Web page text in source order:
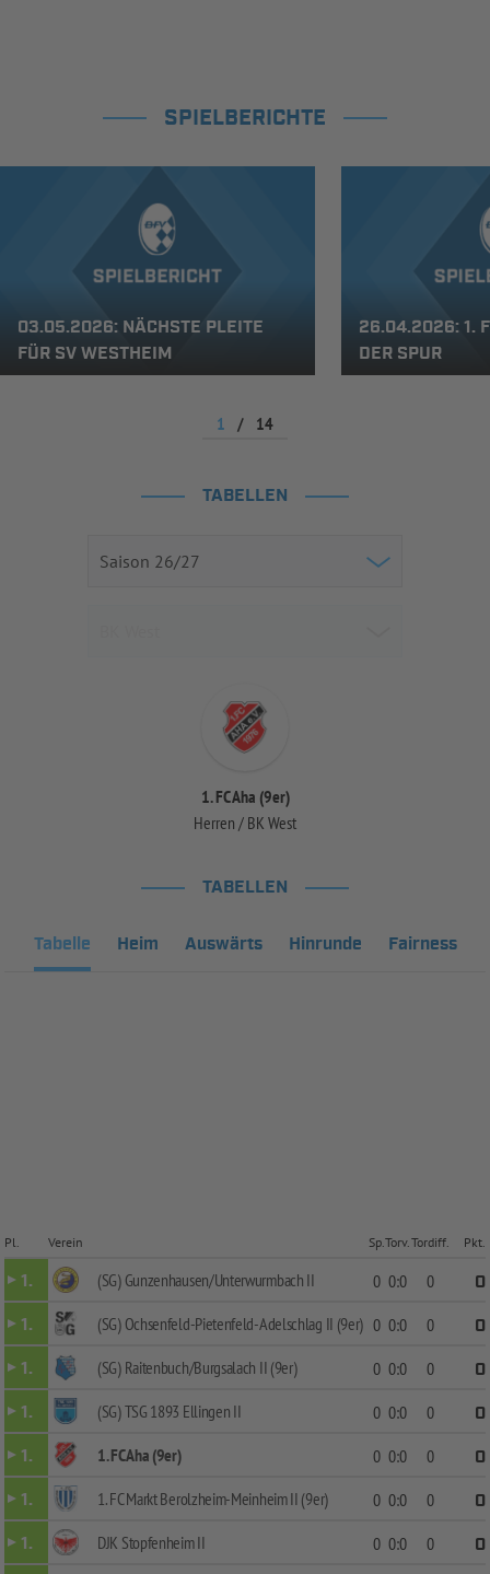
SPIELBERICHTE
03.05.2026: NÄCHSTE PLEITE
FÜR SV WESTHEIM
26.04.2026: 1.
DER SPUR
1 / 14
TABELLEN
1. FC Aha (9er)
Herren / BK West
TABELLEN
Tabelle Heim Auswärts Hinrunde Fairness
Pl. Verein Sp.Torv.Tordiff. Pkt.
1. (SG) Gunzenhausen/Unterwurmbach II 0 0:0 0
0
1.
(SG) Ochsenfeld-Pietenfeld-Adelschlag II (9er) 0 0:0 0
0
1.
(SG) Raitenbuch/Burgsalach II (9er) 0 0:0 0
0
1.
(SG) TSG 1893 Ellingen II 0 0:0 0
0
1.
1. FC Aha (9er) 0 0:0 0
0
1.
1. FC Markt Berolzheim-Meinheim II (9er) 0 0:0 0
0
1.
DJK Stopfenheim II 0 0:0 0
0